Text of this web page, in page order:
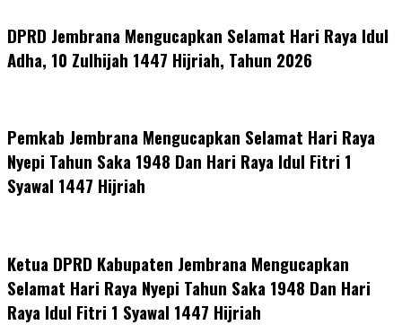
DPRD Jembrana Mengucapkan Selamat Hari Raya Idul
Adha, 10 Zulhijah 1447 Hijriah, Tahun 2026
Pemkab Jembrana Mengucapkan Selamat Hari Raya
Nyepi Tahun Saka 1948 Dan Hari Raya Idul Fitri 1
Syawal 1447 Hijriah
Ketua DPRD Kabupaten Jembrana Mengucapkan
Selamat Hari Raya Nyepi Tahun Saka 1948 Dan Hari
Raya Idul Fitri 1 Syawal 1447 Hijriah